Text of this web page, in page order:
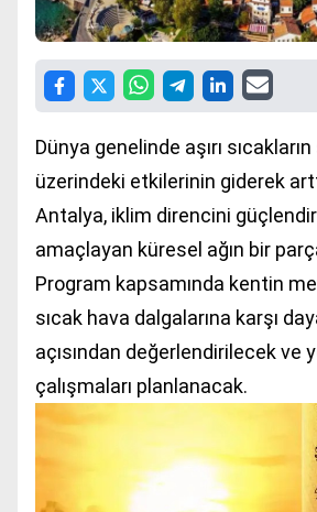
Dünya genelinde aşırı
üzerindeki etkilerinin giderek
Antalya, iklim direncini
amaçlayan küresel ağın bir
Program kapsamında kentin
sıcak hava dalgalarına karşı
açısından değerlendirilecek ve
çalışmaları planlanacak.